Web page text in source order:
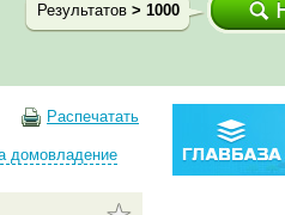
Результатов > 1000
Распечатать
домовладение